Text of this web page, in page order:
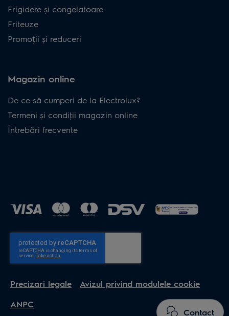
Contact
Frigidere și congelatoare
Friteuze
Promoții și reduceri
Magazin online
De ce să cumperi de la Electrolux?
Termeni și condiţii magazin online
Întrebări frecvente
Precizari legale
Avizul privind modulele cookie
ANPC